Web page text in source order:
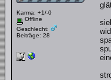
Karma: +1/-0
Offline
Geschlecht:
Beiträge: 28